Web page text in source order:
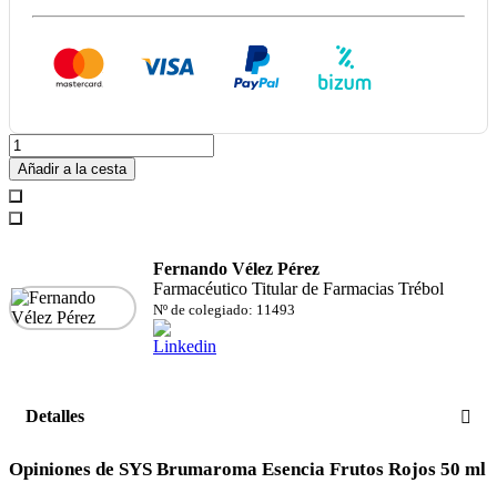
Añadir a la cesta
Fernando Vélez Pérez
Farmacéutico Titular de Farmacias Trébol
Nº de colegiado: 11493
Detalles
Opiniones de SYS Brumaroma Esencia Frutos Rojos 50 ml